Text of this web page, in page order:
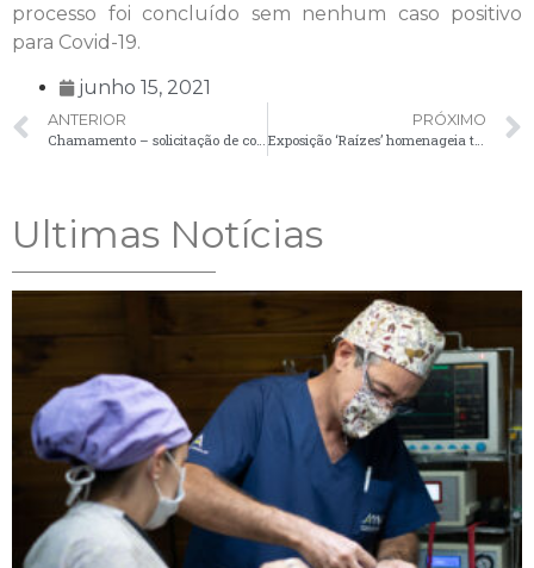
processo foi concluído sem nenhum caso positivo
para Covid-19.
junho 15, 2021
ANTERIOR
Chamamento – solicitação de comparecimento de candidatos – 14/06
PRÓXIMO
Exposição ‘Raízes’ homenageia trajetória do artista palmeirense Ivonel Margraf
Ultimas Notícias